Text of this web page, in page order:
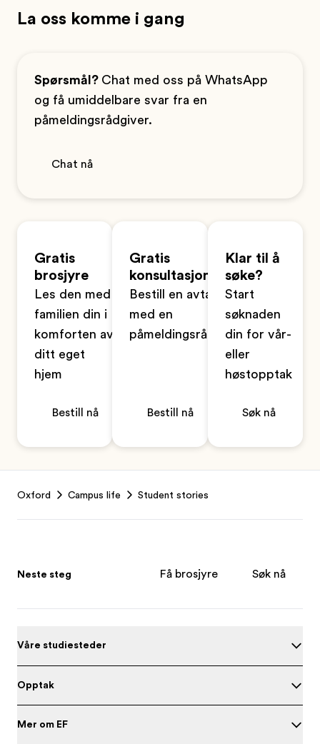
La oss komme i gang
Spørsmål? Chat med oss på WhatsApp
og få umiddelbare svar fra en
påmeldingsrådgiver.
Chat nå
Gratis
brosjyre
Les den med
familien din i
komforten av
ditt eget
hjem
Bestill nå
Gratis
konsultasjon
Bestill en avtale
med en
påmeldingsrådgiver
Bestill nå
Klar til å
søke?
Start
søknaden
din for vår-
eller
høstopptak
Søk nå
Oxford Campus life Student stories
Neste steg Få brosjyre Søk nå
Våre studiesteder
Opptak
Mer om EF